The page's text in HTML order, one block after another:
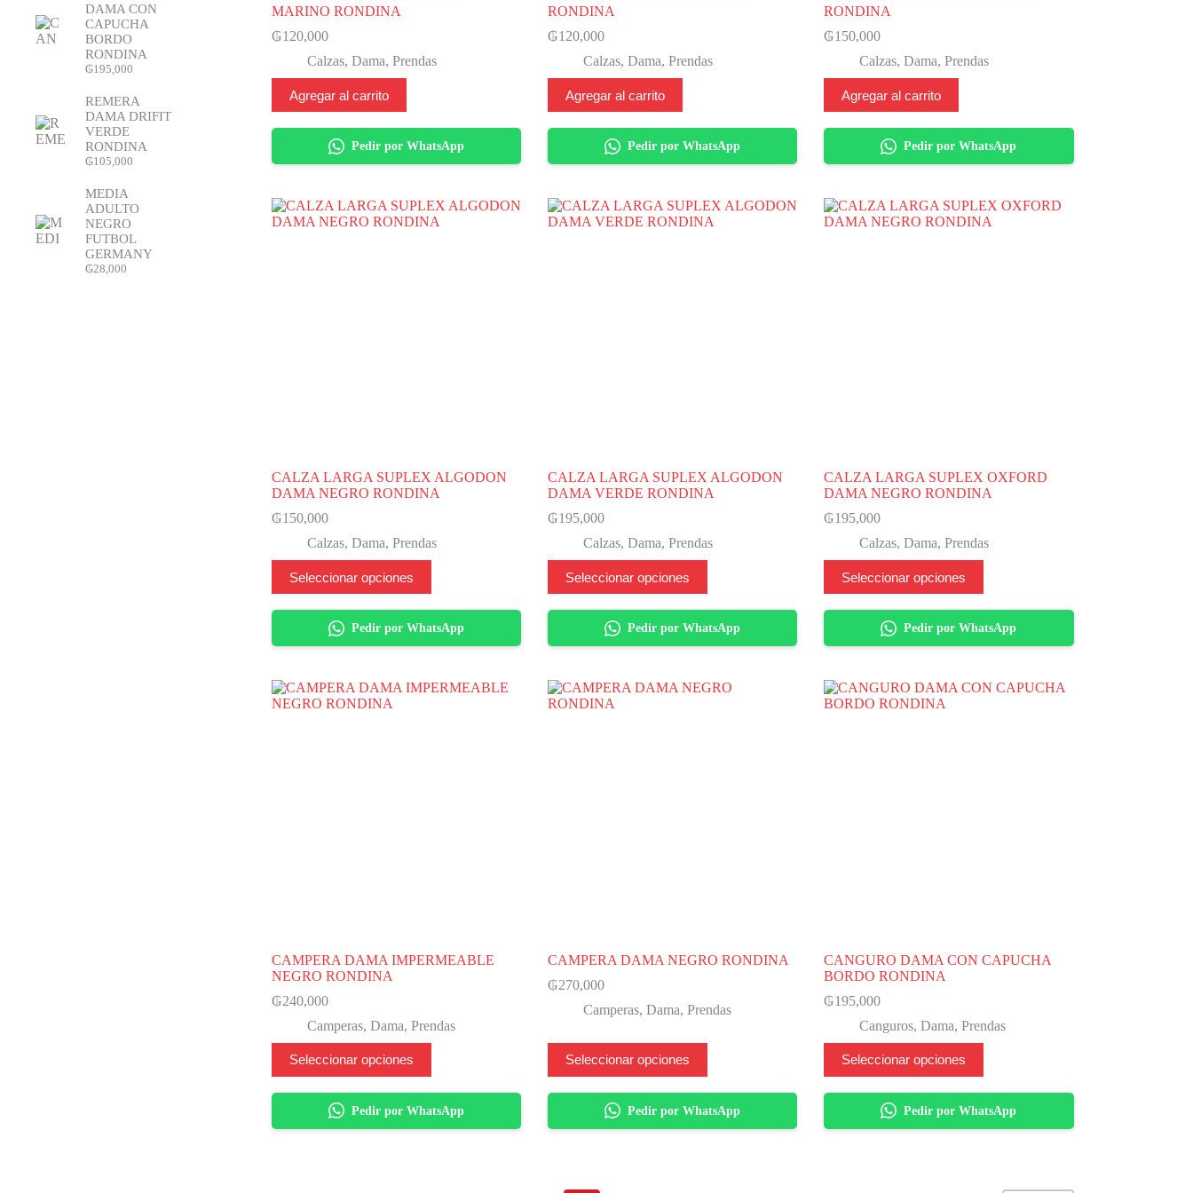
MARINO RONDINA
₲120,000
Calzas,Dama,Prendas
Agregar al carrito
Pedir por WhatsApp
RONDINA
₲120,000
Calzas,Dama,Prendas
Agregar al carrito
Pedir por WhatsApp
RONDINA
₲150,000
Calzas,Dama,Prendas
Agregar al carrito
Pedir por WhatsApp
CALZA LARGA SUPLEX ALGODON
DAMA NEGRO RONDINA
₲150,000
Calzas,Dama,Prendas
Seleccionar opciones
producto
varias
Las
se
pueden
elegir
Pedir por WhatsApp
CALZA LARGA SUPLEX ALGODON
DAMA VERDE RONDINA
₲195,000
Calzas,Dama,Prendas
Seleccionar opciones
producto
varias
Las
se
pueden
elegir
Pedir por WhatsApp
CALZA LARGA SUPLEX OXFORD
DAMA NEGRO RONDINA
₲195,000
Calzas,Dama,Prendas
Seleccionar opciones
producto
varias
Las
se
pueden
elegir
Pedir por WhatsApp
CAMPERA DAMA IMPERMEABLE
NEGRO RONDINA
₲240,000
Camperas,Dama,Prendas
Seleccionar opciones
producto
tiene
varias
Las
Pedir por WhatsApp
CAMPERA DAMA NEGRO RONDINA
₲270,000
Camperas,Dama,Prendas
Seleccionar opciones
producto
tiene
varias
Las
Pedir por WhatsApp
CANGURO DAMA CON CAPUCHA
BORDO RONDINA
₲195,000
Canguros,Dama,Prendas
Seleccionar opciones
producto
tiene
varias
Las
Pedir por WhatsApp
DAMA CON
CAPUCHA
BORDO
RONDINA
₲195,000
REMERA
DAMA DRIFIT
VERDE
RONDINA
₲105,000
MEDIA
ADULTO
NEGRO
FUTBOL
GERMANY
₲28,000